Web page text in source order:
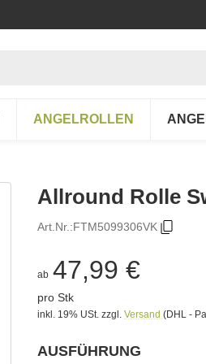
ANGELROLLEN
Allround Rolle
Art.Nr.:FTM5099306VK
ab 47,99 €
pro Stk
inkl. 19% USt. zzgl. Versand (DHL -
AUSFÜHRUNG